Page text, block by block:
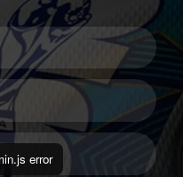
error